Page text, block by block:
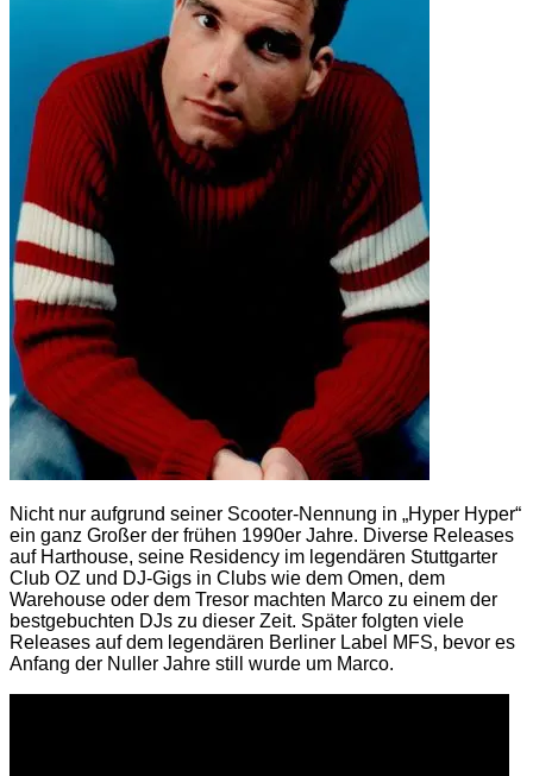
Nicht nur aufgrund seiner Scooter-Nennung in „Hyper Hyper“
ein ganz Großer der frühen 1990er Jahre. Diverse Releases
auf Harthouse, seine Residency im legendären Stuttgarter
Club OZ und DJ-Gigs in Clubs wie dem Omen, dem
Warehouse oder dem Tresor machten Marco zu einem der
bestgebuchten DJs zu dieser Zeit. Später folgten viele
Releases auf dem legendären Berliner Label MFS, bevor es
Anfang der Nuller Jahre still wurde um Marco.